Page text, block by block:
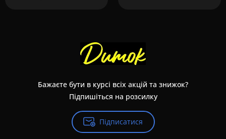
Бажаєте бути в курсі всіх акцій та знижок?
Підпишіться на розсилку
Підписатися